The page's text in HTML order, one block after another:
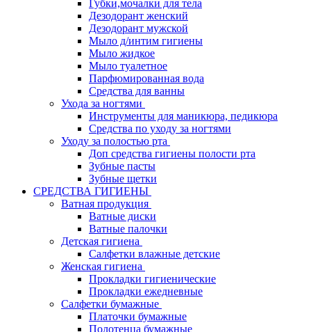
Губки,мочалки для тела
Дезодорант женский
Дезодорант мужской
Мыло д/интим гигиены
Мыло жидкое
Мыло туалетное
Парфюмированная вода
Средства для ванны
Ухода за ногтями
Инструменты для маникюра, педикюра
Средства по уходу за ногтями
Уходу за полостью рта
Доп средства гигиены полости рта
Зубные пасты
Зубные щетки
СРЕДСТВА ГИГИЕНЫ
Ватная продукция
Ватные диски
Ватные палочки
Детская гигиена
Салфетки влажные детские
Женская гигиена
Прокладки гигиенические
Прокладки ежедневные
Салфетки бумажные
Платочки бумажные
Полотенца бумажные